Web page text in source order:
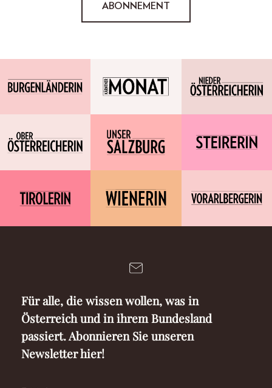
ABONNEMENT
Für alle, die wissen wollen, was in
Österreich und in ihrem Bundesland
passiert. Abonnieren Sie unseren
Newsletter hier!